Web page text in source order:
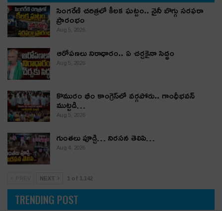
సింగరేణి చరిత్రలో కీలక ఘట్టం.. నైనీ బొగ్గు సరఫరా
ప్రారంభం
Aug 5, 2026
ఆరోపణలు నిరాధారం.. ఏ చర్చకైనా సిద్ధం
Aug 5, 2026
కొమురం భీం కాంగ్రెస్‌లో వర్గపోరు.. గాంధీభవన్
ముట్టడి…
Aug 5, 2026
గుంతలు పూడ్చి… నిరసన తెలిపి…
Aug 4, 2026
NEXT 1 of 1,142
TRENDING POST